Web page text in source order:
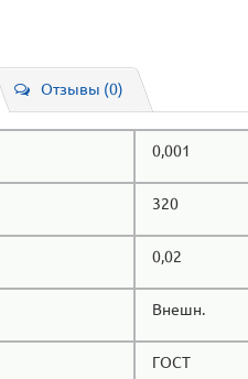
Отзывы (0)
0,001
320
0,02
Внешн.
ГОСТ